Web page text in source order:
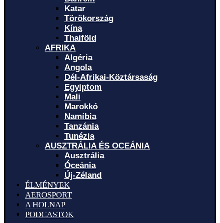
Katar
Törökország
Kína
Thaiföld
AFRIKA
Algéria
Angola
Dél-Afrikai-Köztársaság
Egyiptom
Mali
Marokkó
Namíbia
Tanzánia
Tunézia
AUSZTRÁLIA ÉS OCEÁNIA
Ausztrália
Óceánia
Új-Zéland
ÉLMÉNYEK
AEROSPORT
A HOLNAP
PODCASTOK